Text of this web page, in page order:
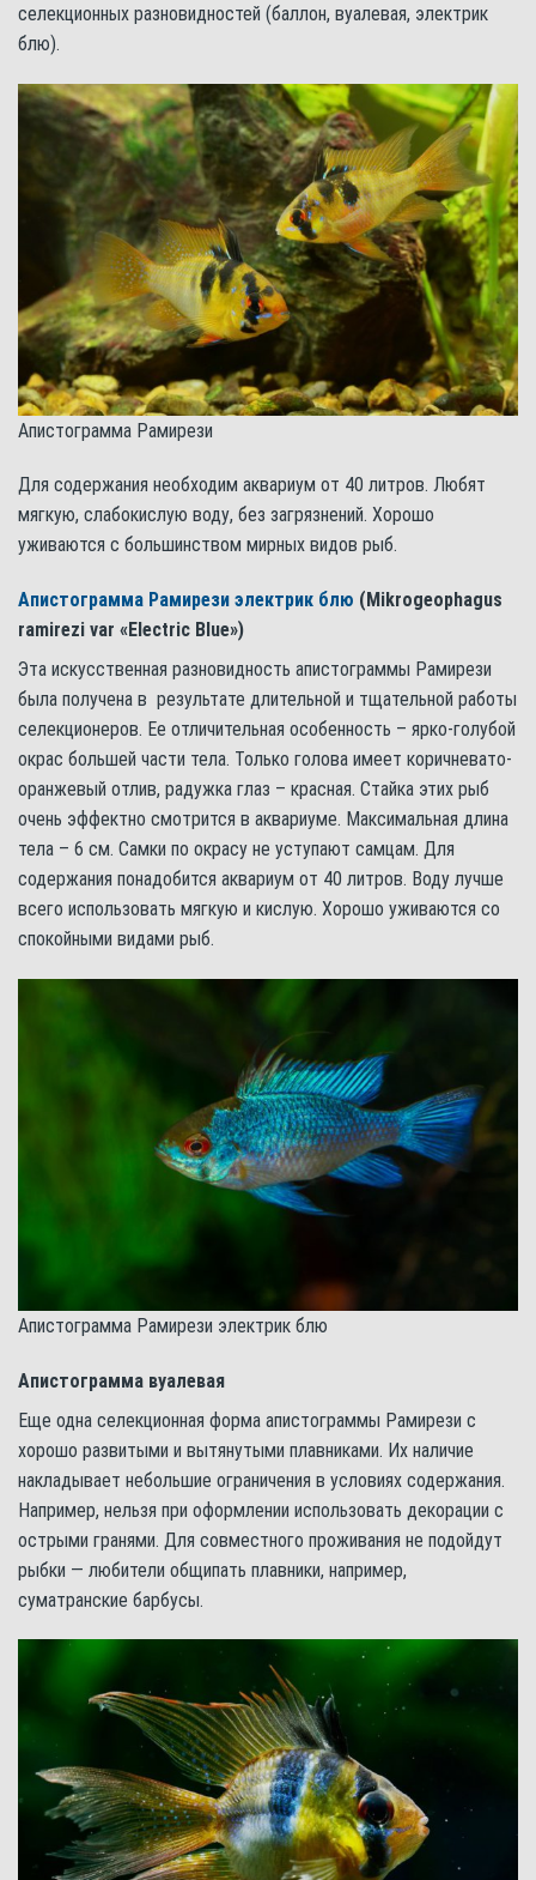
селекционных разновидностей (баллон, вуалевая, электрик
блю).
Апистограмма Рамирези
Для содержания необходим аквариум от 40 литров. Любят
мягкую, слабокислую воду, без загрязнений. Хорошо
уживаются с большинством мирных видов рыб.
Апистограмма Рамирези электрик блю (Mikrogeophagus
ramirezi var «Electric Blue»)
Эта искусственная разновидность апистограммы Рамирези
была получена в результате длительной и тщательной работы
селекционеров. Ее отличительная особенность – ярко-голубой
окрас большей части тела. Только голова имеет коричневато-
оранжевый отлив, радужка глаз – красная. Стайка этих рыб
очень эффектно смотрится в аквариуме. Максимальная длина
тела – 6 см. Самки по окрасу не уступают самцам. Для
содержания понадобится аквариум от 40 литров. Воду лучше
всего использовать мягкую и кислую. Хорошо уживаются со
спокойными видами рыб.
Апистограмма Рамирези электрик блю
Апистограмма вуалевая
Еще одна селекционная форма апистограммы Рамирези с
хорошо развитыми и вытянутыми плавниками. Их наличие
накладывает небольшие ограничения в условиях содержания.
Например, нельзя при оформлении использовать декорации с
острыми гранями. Для совместного проживания не подойдут
рыбки — любители общипать плавники, например,
суматранские барбусы.